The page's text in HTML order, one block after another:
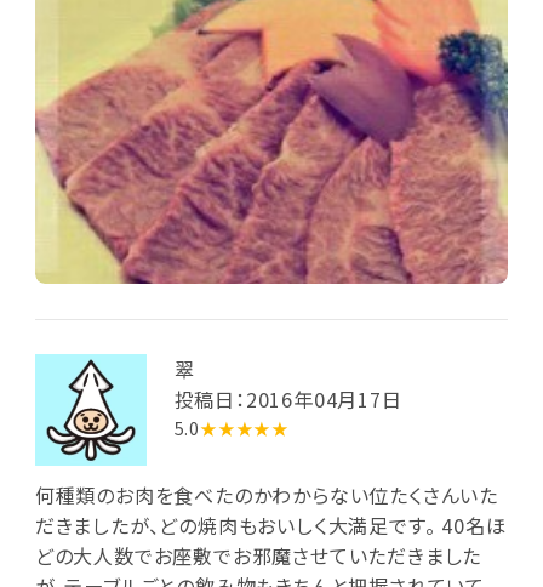
翠
投稿日：2016年04月17日
5.0★★★★★
何種類のお肉を食べたのかわからない位たくさんいた
だきましたが、どの焼肉もおいしく大満足です。 40名ほ
どの大人数でお座敷でお邪魔させていただきました